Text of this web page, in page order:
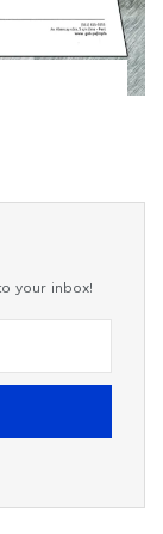
your inbox!